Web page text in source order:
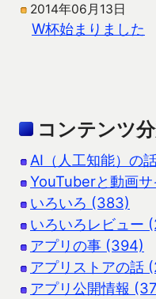
2014年06月13日
W杯始まりました
コンテンツ
AI（人工知能）の
YouTuberと動画
いろいろ (383)
いろいろレビュー
アプリの事 (394)
アプリストアの話
アプリ公開情報